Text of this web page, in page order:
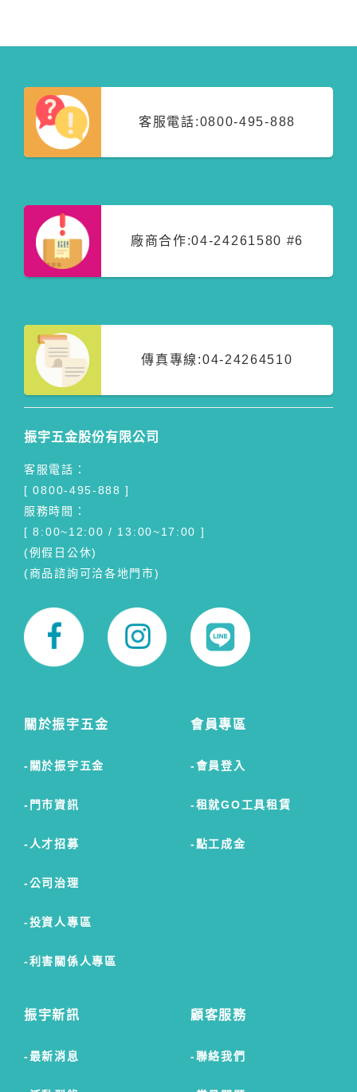
客服電話:0800-495-888
廠商合作:04-24261580 #6
傳真專線:04-24264510
振宇五金股份有限公司
客服電話：
[ 0800-495-888 ]
服務時間：
[ 8:00~12:00 / 13:00~17:00 ]
(例假日公休)
(商品諮詢可洽各地門市)
關於振宇五金
關於振宇五金
門市資訊
人才招募
公司治理
投資人專區
利害關係人專區
會員專區
會員登入
租就GO工具租賃
點工成金
振宇新訊
最新消息
顧客服務
聯絡我們